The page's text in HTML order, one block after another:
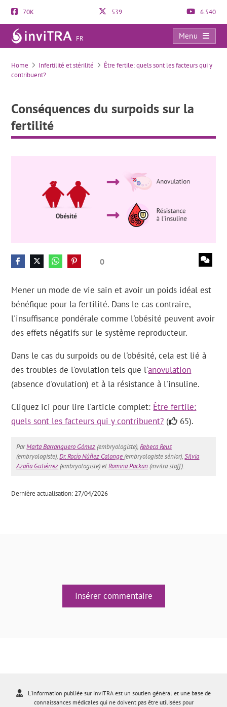
70K 539 6.540
FR
Menu
Conséquences du surpoids sur la fertilité
Home Infertilité et stérilité
Être fertile: quels sont les facteurs qui y
contribuent?
Conséquences du surpoids sur la
fertilité
0
Mener un mode de vie sain et avoir un poids idéal est
bénéfique pour la fertilité. Dans le cas contraire,
l'insuffisance pondérale comme l'obésité peuvent avoir
des effets négatifs sur le système reproducteur.
Dans le cas du surpoids ou de l'obésité, cela est lié à
des troubles de l'ovulation tels que l'anovulation
(absence d'ovulation) et à la résistance à l'insuline.
Cliquez ici pour lire l'article complet: Être fertile:
quels sont les facteurs qui y contribuent? ( 65).
ParMarta Barranquero Gómez(embryologiste),Rebeca Reus
(embryologiste),Dr. Rocío Núñez Calonge(embryologiste sénior),Silvia
Azaña Gutiérrez(embryologiste) etRomina Packan(invitra staff).
Dernière actualisation: 27/04/2026
Insérer commentaire
L'information publiée sur inviTRA est un soutien général et une base de
connaissances médicales qui ne doivent pas être utilisées pour